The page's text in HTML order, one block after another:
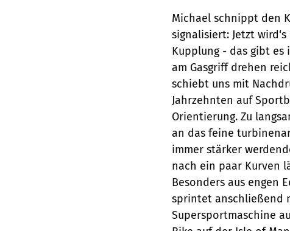
Michael schnippt den
signalisiert: Jetzt
Kupplung - das gibt
am Gasgriff drehen
schiebt uns mit
Jahrzehnten auf
Orientierung. Zu
an das feine
immer stärker
nach ein paar Kurven
Besonders aus engen
sprintet anschließend
Supersportmaschine